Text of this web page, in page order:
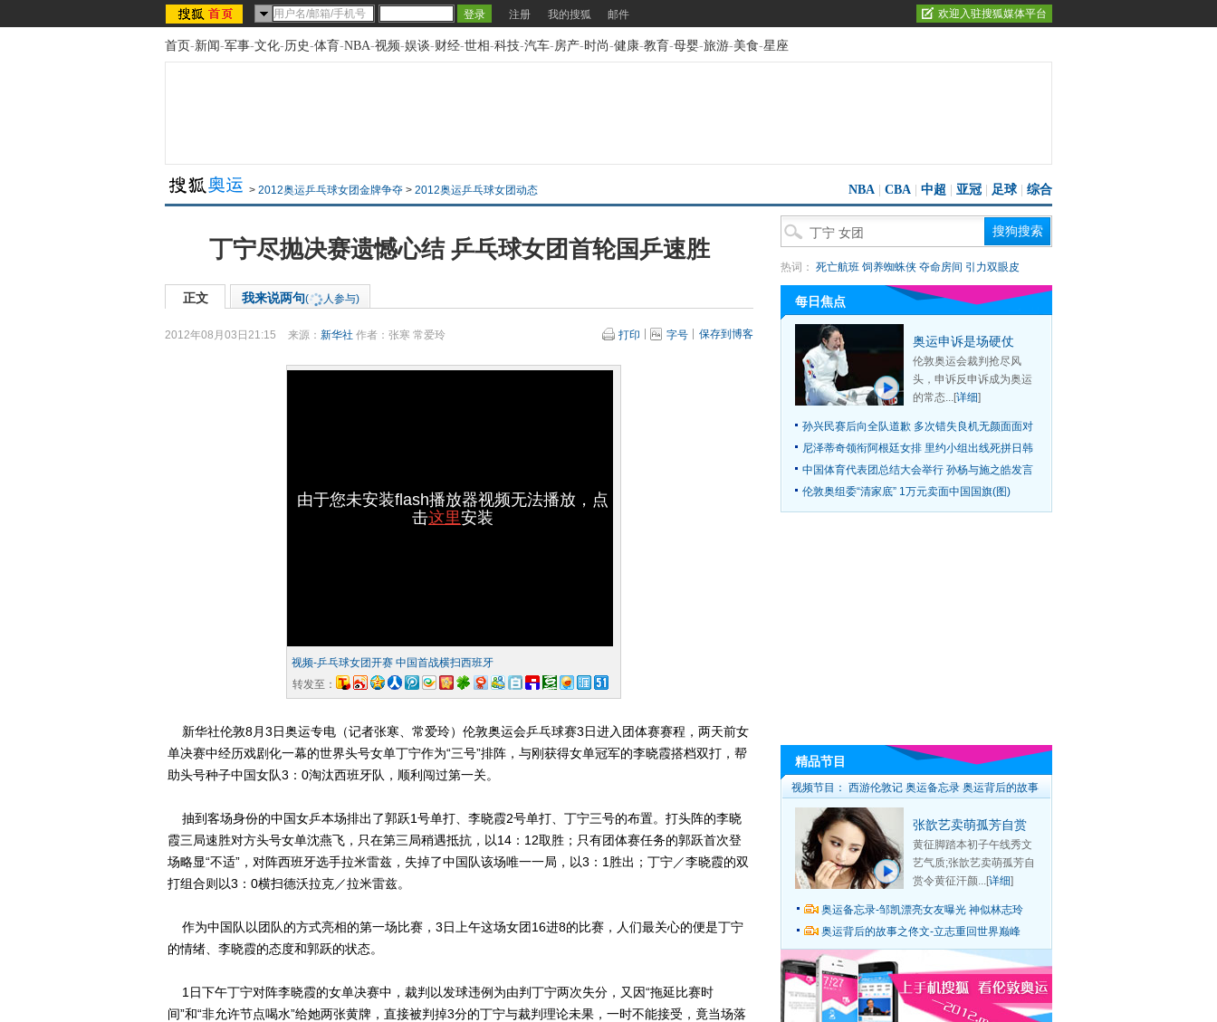
注册 我的搜狐 邮件 欢迎入驻搜狐媒体平台
首页-新闻-军事-文化-历史-体育-NBA-视频-娱谈-财经-世相-科技-汽车-房产-时尚-健康-教育-母婴-旅游-美食-星座
> 2012奥运乒乓球女团金牌争夺 > 2012奥运乒乓球女团动态 NBA CBA 中超 亚冠 足球| 综合
丁宁尽抛决赛遗憾心结 乒乓球女团首轮国乒速胜
正文 我来说两句( 人参与)
2012年08月03日21:15 来源： 新华社 作者：张寒 常爱玲 打印 字号 保存到博客
由于您未安装flash播放器视频无法播放，点
击这里安装
视频-乒乓球女团开赛 中国首战横扫西班牙
转发至：
新华社伦敦8月3日奥运专电（记者张寒、常爱玲）伦敦奥运会乒乓球赛3日进入团体赛赛程，两天前女
单决赛中经历戏剧化一幕的世界头号女单丁宁作为“三号”排阵，与刚获得女单冠军的李晓霞搭档双打，帮
助头号种子中国女队3：0淘汰西班牙队，顺利闯过第一关。
抽到客场身份的中国女乒本场排出了郭跃1号单打、李晓霞2号单打、丁宁三号的布置。打头阵的李晓
霞三局速胜对方头号女单沈燕飞，只在第三局稍遇抵抗，以14：12取胜；只有团体赛任务的郭跃首次登
场略显“不适”，对阵西班牙选手拉米雷兹，失掉了中国队该场唯一一局，以3：1胜出；丁宁／李晓霞的双
打组合则以3：0横扫德沃拉克／拉米雷兹。
作为中国队以团队的方式亮相的第一场比赛，3日上午这场女团16进8的比赛，人们最关心的便是丁宁
的情绪、李晓霞的态度和郭跃的状态。
1日下午丁宁对阵李晓霞的女单决赛中，裁判以发球违例为由判丁宁两次失分，又因“拖延比赛时
间”和“非允许节点喝水”给她两张黄牌，直接被判掉3分的丁宁与裁判理论未果，一时不能接受，竟当场落
热词： 死亡航班 饲养蜘蛛侠 夺命房间 引力双眼皮
每日焦点
奥运申诉是场硬仗
伦敦奥运会裁判抢尽风
头，申诉反申诉成为奥运
的常态...[详细]
孙兴民赛后向全队道歉 多次错失良机无颜面面对
尼泽蒂奇领衔阿根廷女排 里约小组出线死拼日韩
中国体育代表团总结大会举行 孙杨与施之皓发言
伦敦奥组委“清家底” 1万元卖面中国国旗(图)
精品节目
视频节目： 西游伦敦记 奥运备忘录 奥运背后的故事
张歆艺卖萌孤芳自赏
黄征脚踏本初子午线秀文
艺气质;张歆艺卖萌孤芳自
赏令黄征汗颜...[详细]
奥运备忘录-邹凯漂亮女友曝光 神似林志玲
奥运背后的故事之佟文-立志重回世界巅峰